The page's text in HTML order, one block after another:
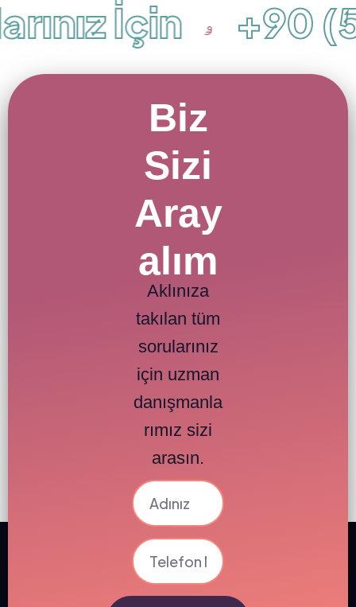
İçin +90
Biz
Sizi
Aray
alım
Aklınıza
takılan tüm
sorularınız
için uzman
danışmanla
rımız sizi
arasın.